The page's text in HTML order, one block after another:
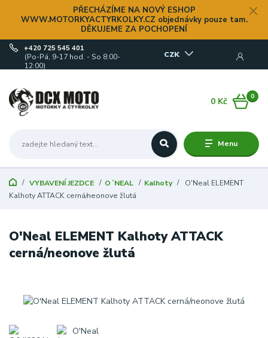
PŘECHÁZÍME NA NOVÝ ESHOP
WWW.MOTORKYACTYRKOLKY.CZ objednávky pouze tam.
DĚKUJEME ZA POCHOPENÍ
Menu
CZK
+420 725 545 401
(Po-Pá, 9-17 hod. - So 8:00-
12:00)
0
0 Kč
VYBAVENÍ JEZDCE O´NEAL Kalhoty
O'Neal ELEMENT
Kalhoty ATTACK cerná/neonove žlutá
O'Neal ELEMENT Kalhoty ATTACK
cerná/neonove žlutá